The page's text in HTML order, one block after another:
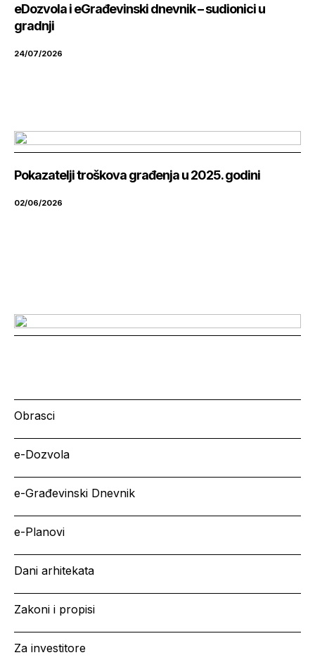
eDozvola i eGrađevinski dnevnik – sudionici u
gradnji
24/07/2026
Pokazatelji troškova građenja u 2025. godini
02/06/2026
Obrasci
e-Dozvola
e-Građevinski Dnevnik
e-Planovi
Dani arhitekata
Zakoni i propisi
Za investitore